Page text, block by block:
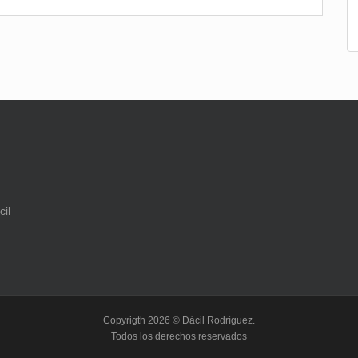
Copyrigth 2026 © Dácil Rodríguez.
Todos los derechos reservados